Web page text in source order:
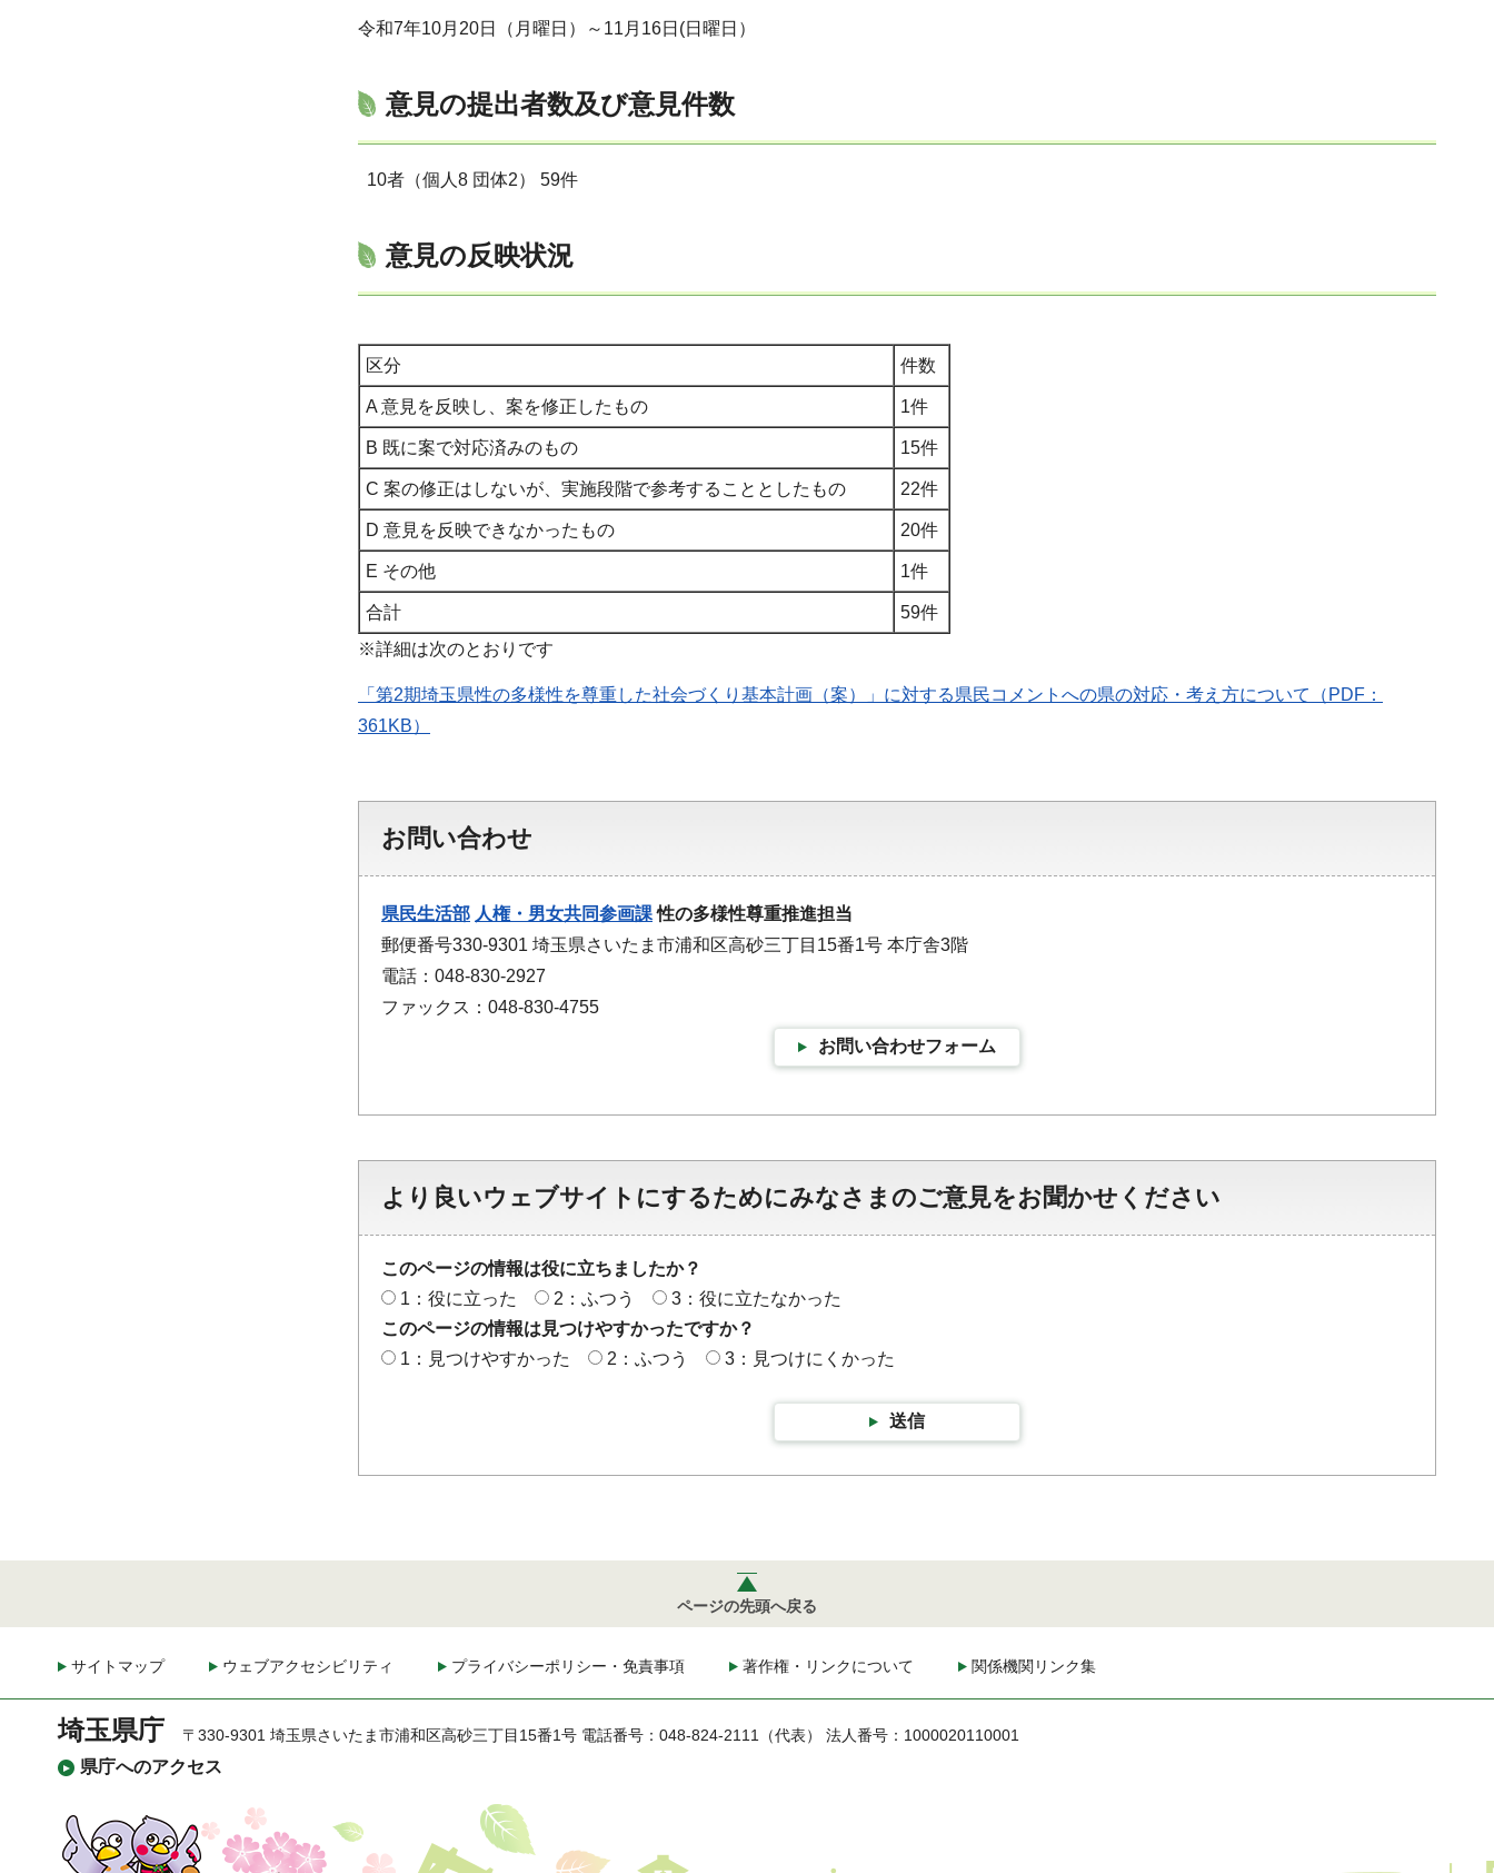
令和7年10月20日（月曜日）～11月16日(日曜日）
意見の提出者数及び意見件数
10者（個人8 団体2） 59件
意見の反映状況
区分 件数
A 意見を反映し、案を修正したもの 1件
B 既に案で対応済みのもの 15件
C 案の修正はしないが、実施段階で参考することとしたもの 22件
D 意見を反映できなかったもの 20件
E その他 1件
合計
59件
※詳細は次のとおりです
「第2期埼玉県性の多様性を尊重した社会づくり基本計画（案）」に対する県民コメントへの県の対応・考え方について（PDF：
361KB）
お問い合わせ
県民生活部 人権・男女共同参画課性の多様性尊重推進担当
郵便番号330-9301 埼玉県さいたま市浦和区高砂三丁目15番1号 本庁舎3階
電話：048-830-2927
ファックス：048-830-4755
お問い合わせフォーム
より良いウェブサイトにするためにみなさまのご意見をお聞かせください
このページの情報は役に立ちましたか？
1：役に立った
2：ふつう
3：役に立たなかった
このページの情報は見つけやすかったですか？
1：見つけやすかった
2：ふつう 3：見つけにくかった
送信
ページの先頭へ戻る
サイトマップ ウェブアクセシビリティ プライバシーポリシー・免責事項 著作権・リンクについて 関係機関リンク集
埼玉県庁
県庁へのアクセス
〒330-9301 埼玉県さいたま市浦和区高砂三丁目15番1号 電話番号：048-824-2111（代表） 法人番号：1000020110001